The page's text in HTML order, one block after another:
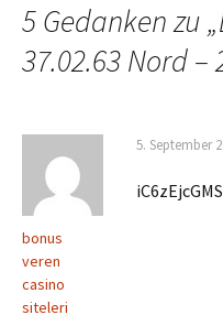
5 Gedanken zu „
37.02.63 Nord –
bonus
veren
casino
siteleri
5. September